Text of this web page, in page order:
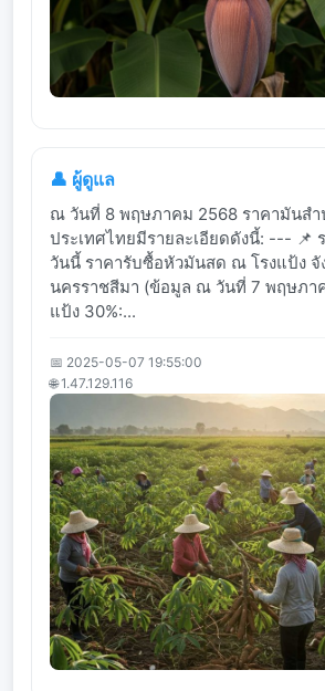
👤 ผู้ดูแล
ณ วันที่ 8 พฤษภาคม 2568 ราคามันสำ
ประเทศไทยมีรายละเอียดดังนี้: --- 📌
วันนี้ ราคารับซื้อหัวมันสด ณ โรงแป้ง จั
นครราชสีมา (ข้อมูล ณ วันที่ 7 พฤษภา
แป้ง 30%:...
📅 2025-05-07 19:55:00
🌐 1.47.129.116